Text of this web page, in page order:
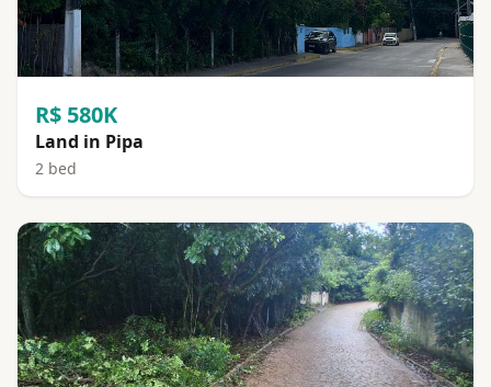
R$ 580K
Land in Pipa
2 bed